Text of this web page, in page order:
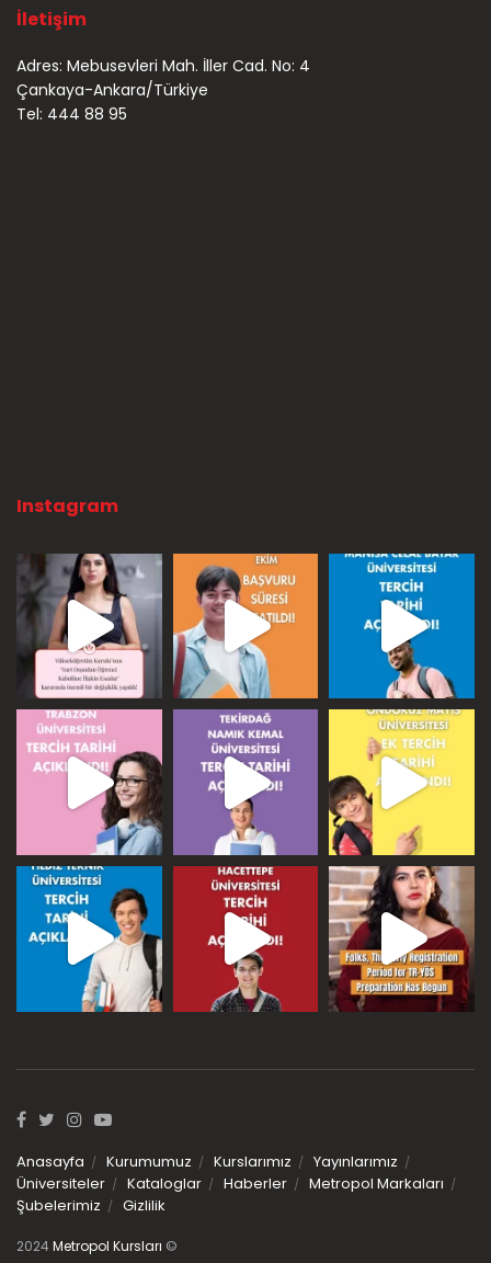
İletişim
Adres: Mebusevleri Mah. İller Cad. No: 4
Çankaya-Ankara/Türkiye
Tel: 444 88 95
Instagram
Anasayfa Kurumumuz Kurslarımız
Yayınlarımız
Üniversiteler
Kataloglar Haberler
Metropol Markaları
Şubelerimiz
Gizlilik
2024 Metropol Kursları ©